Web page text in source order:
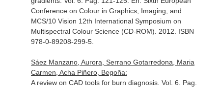
Conference on Colour in Graphics, Imaging, and
MCS/10 Vision 12th International Symposium on
Multispectral Colour Science (CD-ROM) . 2012. ISBN
978-0-89208-299-5.
Sáez Manzano, Aurora, Serrano Gotarredona, Maria
Carmen, Acha Piñero, Begoña:
A review on CAD tools for burn diagnosis. Vol. 6. Pag.